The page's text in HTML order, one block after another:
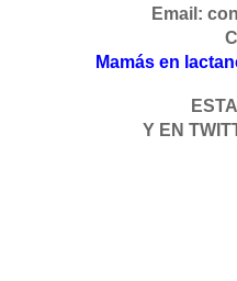
Email:
Mamás en
Y EN